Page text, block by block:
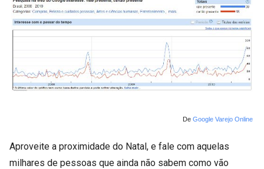
De Google Varejo Online
Aproveite a proximidade do Natal, e fale com aquelas
milhares de pessoas que ainda não sabem como vão